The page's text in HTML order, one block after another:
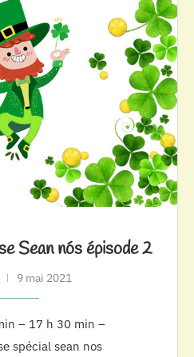
Sean nós épisode 2
9 mai 2021
– 17 h 30 min –
spécial sean nos